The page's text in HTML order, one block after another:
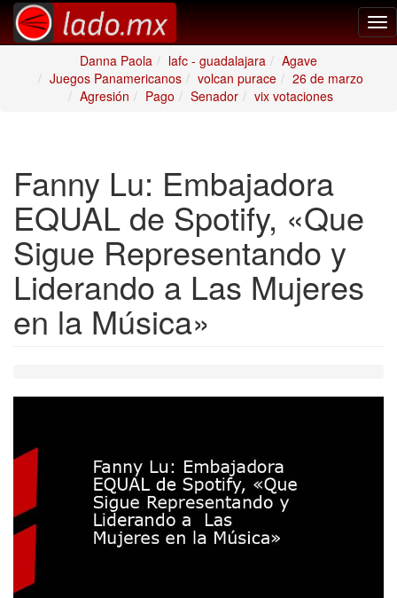
Danna Paola
lafc - guadalajara
Agave
Juegos Panamericanos
volcan purace
26 de marzo
Agresión
Pago Senador vix votaciones
Fanny Lu: Embajadora
EQUAL de Spotify, «Que
Sigue Representando y
Liderando a Las Mujeres
en la Música»